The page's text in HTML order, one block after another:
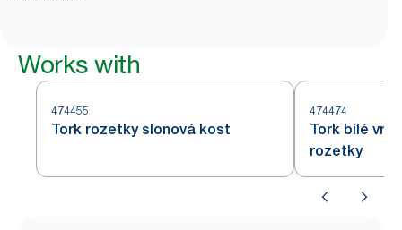
Works with
474455
Tork rozetky slonová kost
474474
Tork bílé
rozetky